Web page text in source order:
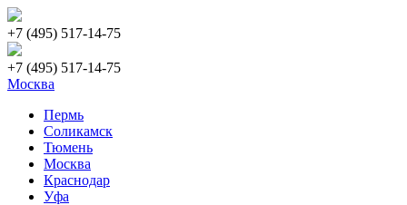
+7 (495) 517-14-75
+7 (495) 517-14-75
Москва
Пермь
Соликамск
Тюмень
Москва
Краснодар
Уфа